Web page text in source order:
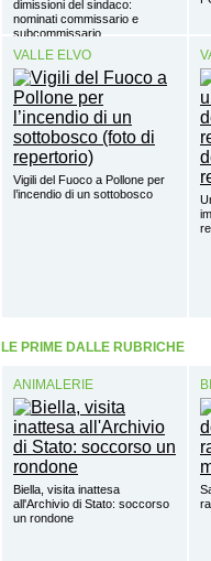
dimissioni del sindaco:
nominati commissario e
subcommissario
VALLE ELVO
Vigili del Fuoco a Pollone per
l’incendio di un sottobosco
LE PRIME DALLE RUBRICHE
ANIMALERIE
Biella, visita inattesa
all'Archivio di Stato: soccorso
un rondone